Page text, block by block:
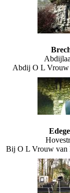
Abdij O L Vrouw
Bij O L Vrouw van